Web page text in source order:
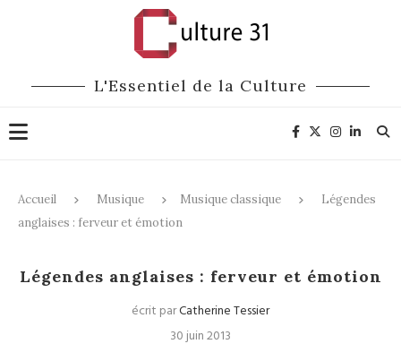
L'Essentiel de la Culture
Accueil Musique Musique classique
Légendes
anglaises : ferveur et émotion
Légendes anglaises : ferveur et émotion
écrit parCatherine Tessier
30 juin 2013